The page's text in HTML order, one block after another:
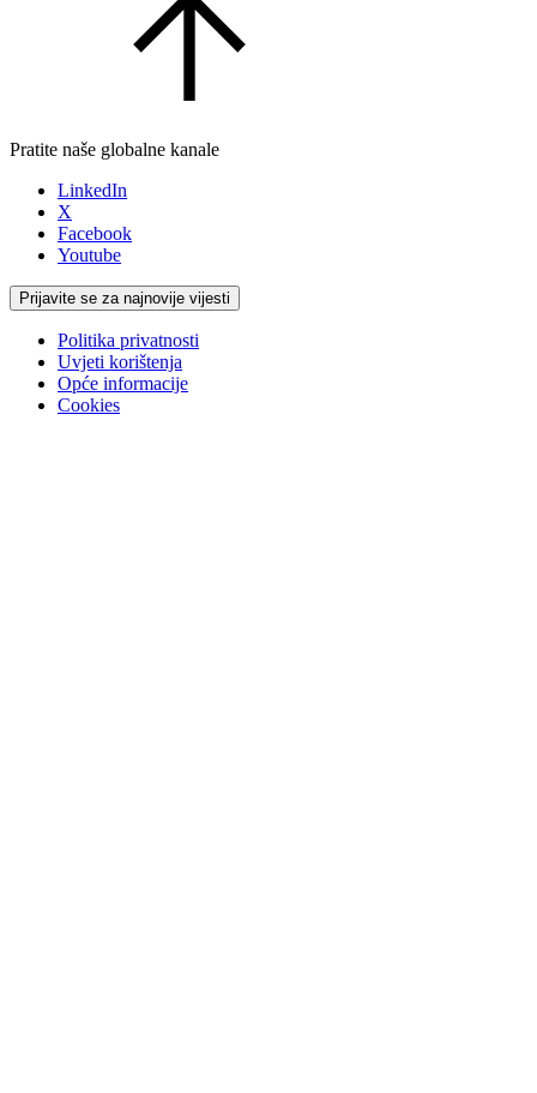
Pratite naše globalne kanale
LinkedIn
X
Facebook
Youtube
Prijavite se za najnovije vijesti
Politika privatnosti
Uvjeti korištenja
Opće informacije
Cookies